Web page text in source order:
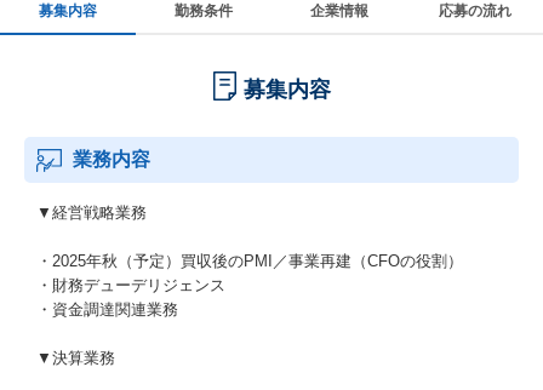
募集内容 勤務条件 企業情報 応募の流れ
募集内容
業務内容
▼経営戦略業務
・2025年秋（予定）買収後のPMI／事業再建（CFOの役割）
・財務デューデリジェンス
・資金調達関連業務
▼決算業務